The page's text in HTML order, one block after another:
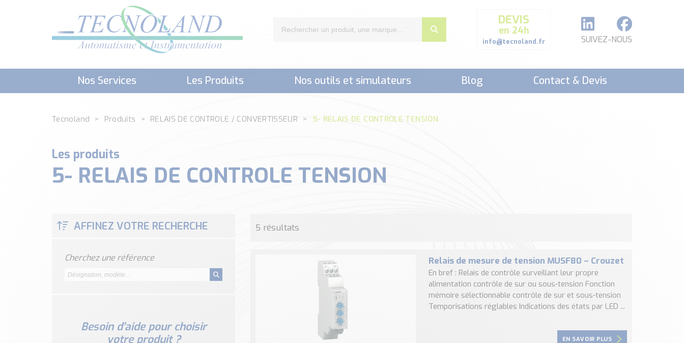
DEVIS
en 24h
info@tecnoland.fr SUIVEZ-NOUS
Nos Services Les Produits Nos outils et simulateurs Blog Contact & Devis
Tecnoland Produits RELAIS DE CONTROLE / CONVERTISSEUR 5- RELAIS DE CONTROLE TENSION
Les produits
5- RELAIS DE CONTROLE TENSION
AFFINEZ VOTRE RECHERCHE
Cherchez une référence
Besoin d'aide pour choisir
votre produit ?
5 résultats
Relais de mesure de tension MUSF80 – Crouzet
En bref : Relais de contrôle surveillant leur propre
alimentation contrôle de sur ou sous-tension Fonction
mémoire sélectionnable contrôle de sur et sous-tension
Temporisations réglables Indications des états par LED ...
EN SAVOIR PLUS